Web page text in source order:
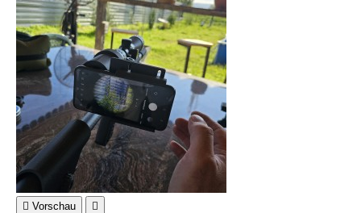
 Vorschau 